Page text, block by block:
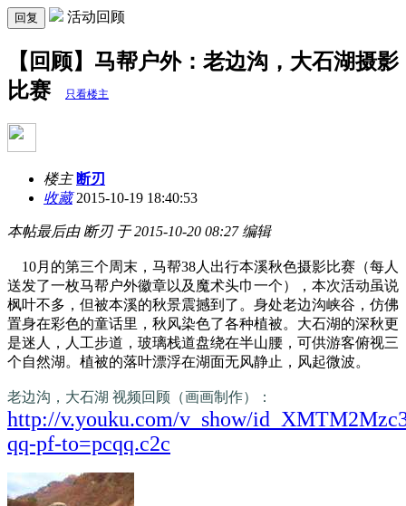
回复 活动回顾
【回顾】马帮户外：老边沟，大石湖摄影
比赛
只看楼主
楼主 断刃
收藏2015-10-19 18:40:53
本帖最后由 断刃 于 2015-10-20 08:27 编辑
10月的第三个周末，马帮38人出行本溪秋色摄影比赛（每人
送发了一枚马帮户外徽章以及魔术头巾一个），本次活动虽说
枫叶不多，但被本溪的秋景震撼到了。身处老边沟峡谷，仿佛
置身在彩色的童话里，秋风染色了各种植被。大石湖的深秋更
是迷人，人工步道，玻璃栈道盘绕在半山腰，可供游客俯视三
个自然湖。植被的落叶漂浮在湖面无风静止，风起微波。
老边沟，大石湖 视频回顾（画画制作）：
http://v.youku.com/v_show/
qq-pf-to=pcqq.c2c